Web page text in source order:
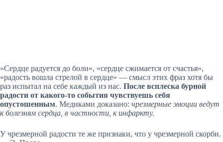
«Сердце радуется до боли», «сердце сжимается от счастья»,
«радость вошла стрелой в сердце» — смысл этих фраз хотя бы
раз испытал на себе каждый из нас. После всплеска бурной
радости от какого-то события чувствуешь себя
опустошенным. Медиками доказано: чрезмерные эмоции ведут
к болезням сердца, в частности, к инфаркту.
У чрезмерной радости те же признаки, что у чрезмерной скорби.